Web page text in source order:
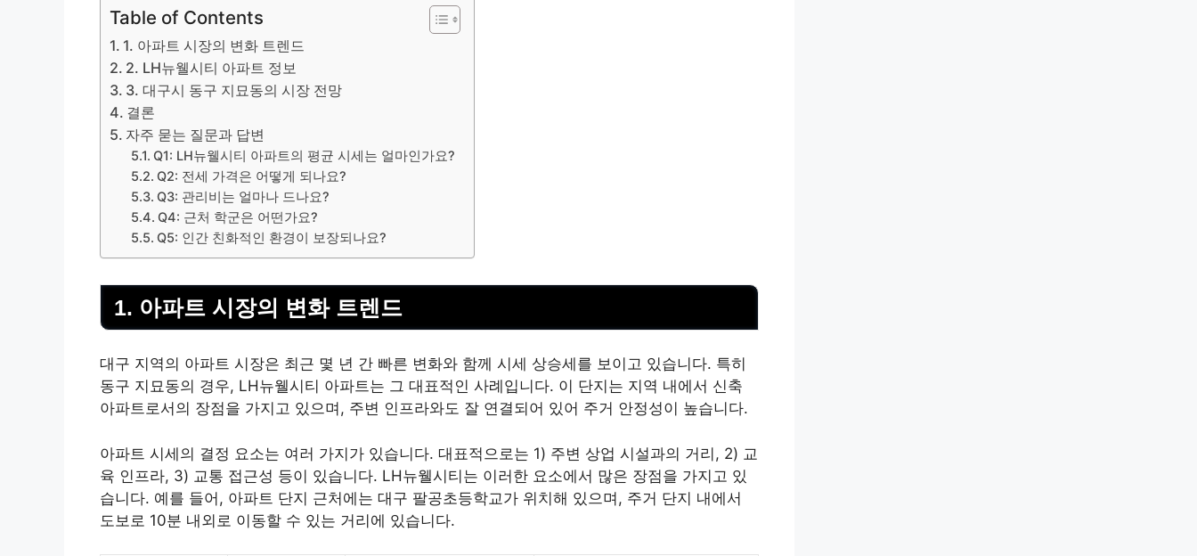
Table of Contents
1. 아파트 시장의 변화 트렌드
2. LH뉴웰시티 아파트 정보
3. 대구시 동구 지묘동의 시장 전망
결론
자주 묻는 질문과 답변
Q1: LH뉴웰시티 아파트의 평균 시세는 얼마인가요?
Q2: 전세 가격은 어떻게 되나요?
Q3: 관리비는 얼마나 드나요?
Q4: 근처 학군은 어떤가요?
Q5: 인간 친화적인 환경이 보장되나요?
1. 아파트 시장의 변화 트렌드
대구 지역의 아파트 시장은 최근 몇 년 간 빠른 변화와 함께 시세 상승세를 보이고 있습니다. 특히
동구 지묘동의 경우, LH뉴웰시티 아파트는 그 대표적인 사례입니다. 이 단지는 지역 내에서 신축
아파트로서의 장점을 가지고 있으며, 주변 인프라와도 잘 연결되어 있어 주거 안정성이 높습니다.
아파트 시세의 결정 요소는 여러 가지가 있습니다. 대표적으로는 1) 주변 상업 시설과의 거리, 2) 교
육 인프라, 3) 교통 접근성 등이 있습니다. LH뉴웰시티는 이러한 요소에서 많은 장점을 가지고 있
습니다. 예를 들어, 아파트 단지 근처에는 대구 팔공초등학교가 위치해 있으며, 주거 단지 내에서
도보로 10분 내외로 이동할 수 있는 거리에 있습니다.